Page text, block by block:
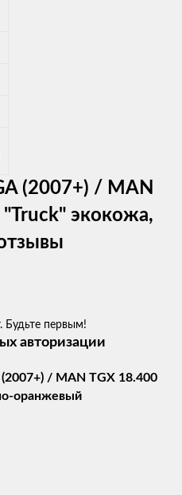
(2007+) / MAN
экокожа,
Будьте первым!
авторизации
/ MAN TGX 18.400
оранжевый